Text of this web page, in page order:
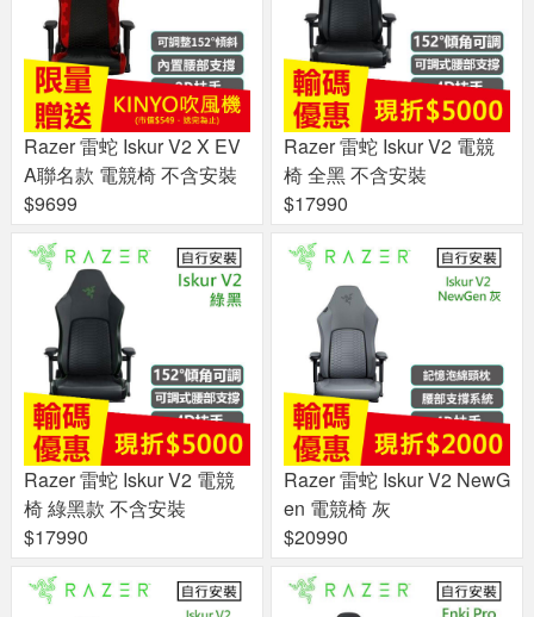
Razer 雷蛇 Iskur V2 X EV
A聯名款 電競椅 不含安裝
$9699
Razer 雷蛇 Iskur V2 電競
椅 全黑 不含安裝
$17990
Razer 雷蛇 Iskur V2 電競
椅 綠黑款 不含安裝
$17990
Razer 雷蛇 Iskur V2 NewG
en 電競椅 灰
$20990